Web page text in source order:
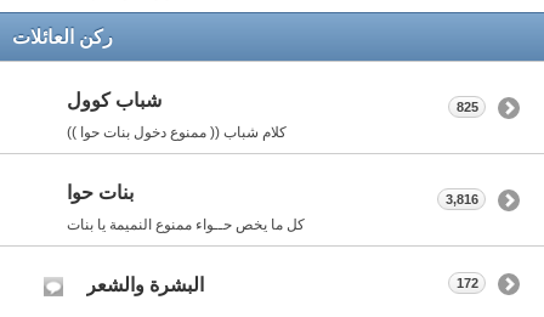
ركن العائلات
شباب كوول
كلام شباب (( ممنوع دخول بنات حوا ))
825
بنات حوا
كل ما يخص حــواء ممنوع النميمة يا بنات
3,816
البشرة والشعر 172